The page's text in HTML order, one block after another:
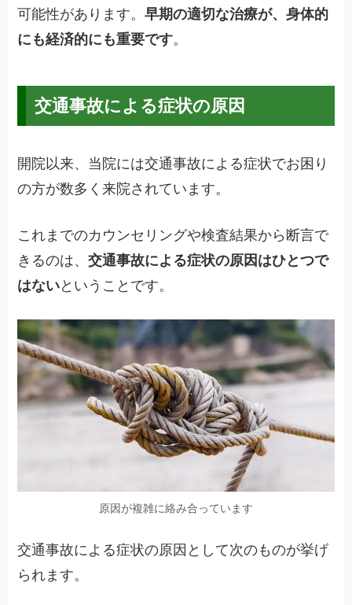
可能性があります。早期の適切な治療が、身体的
にも経済的にも重要です。
交通事故による症状の原因
開院以来、当院には交通事故による症状でお困り
の方が数多く来院されています。
これまでのカウンセリングや検査結果から断言で
きるのは、交通事故による症状の原因はひとつで
はないということです。
原因が複雑に絡み合っています
交通事故による症状の原因として次のものが挙げ
られます。